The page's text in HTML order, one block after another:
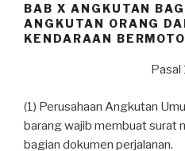
BAB X ANGKUTAN
ANGKUTAN ORANG
KENDARAAN
Pasal
(1) Perusahaan Angkutan
barang wajib membuat surat
bagian dokumen perjalanan.